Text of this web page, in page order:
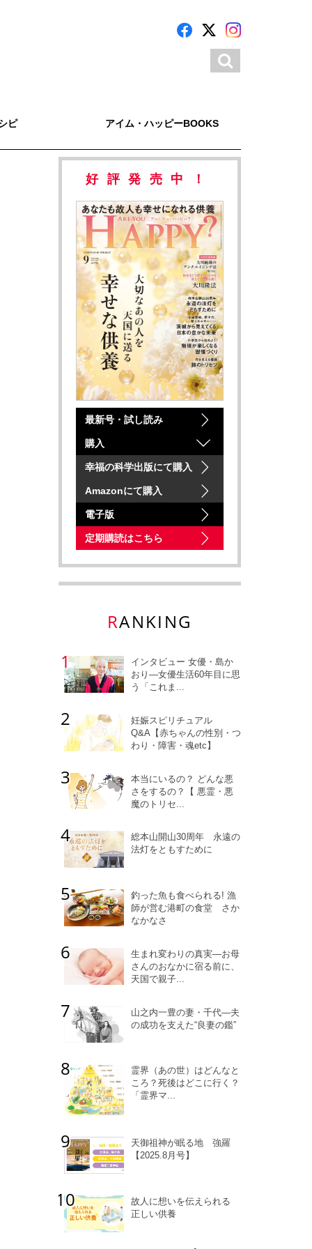
ピ アイム・ハッピーBOOKS
好評発売中！
最新号・試し読み
購入
幸福の科学出版にて購入
Amazonにて購入
電子版
定期購読はこちら
RANKING
インタビュー 女優・島か
おり―女優生活60年目に思
う「これま...
妊娠スピリチュアル
Q&A【赤ちゃんの性別・つ
わり・障害・魂etc】
本当にいるの？ どんな悪
さをするの？【 悪霊・悪
魔のトリセ...
総本山開山30周年 永遠の
法灯をともすために
釣った魚も食べられる! 漁
師が営む港町の食堂 さか
なかなさ
生まれ変わりの真実―お母
さんのおなかに宿る前に、
天国で親子...
山之内一豊の妻・千代―夫
の成功を支えた“良妻の鑑”
霊界（あの世）はどんなと
ころ？死後はどこに行く？
「霊界マ...
天御祖神が眠る地 強羅
【2025.8月号】
故人に想いを伝えられる
正しい供養